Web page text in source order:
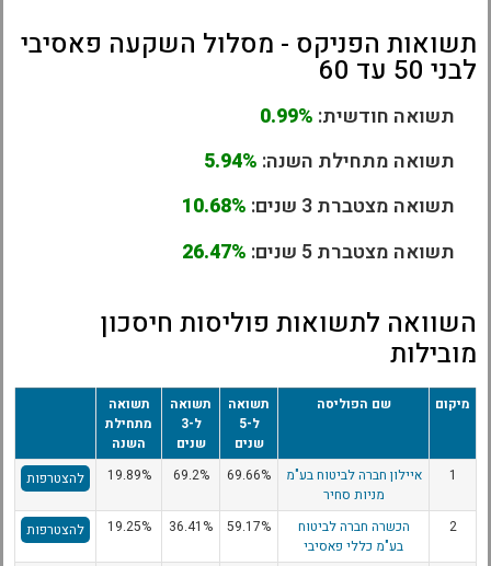
תשואות הפניקס - מסלול השקעה פאסיבי
לבני 50 עד 60
תשואה חודשית: 0.99%
תשואה מתחילת השנה: 5.94%
תשואה מצטברת 3 שנים:
10.68%
תשואה מצטברת 5 שנים:
26.47%
השוואה לתשואות פוליסות חיסכון
מובילות
מיקום שם הפוליסה
תשואה
ל-5
שנים
תשואה
ל-3
שנים
תשואה
מתחילת
השנה
1
איילון חברה לביטוח בע"מ
מניות סחיר
69.66%
69.2%
19.89% להצטרפות
2
הכשרה חברה לביטוח
בע"מ כללי פאסיבי
59.17%
36.41%
19.25% להצטרפות